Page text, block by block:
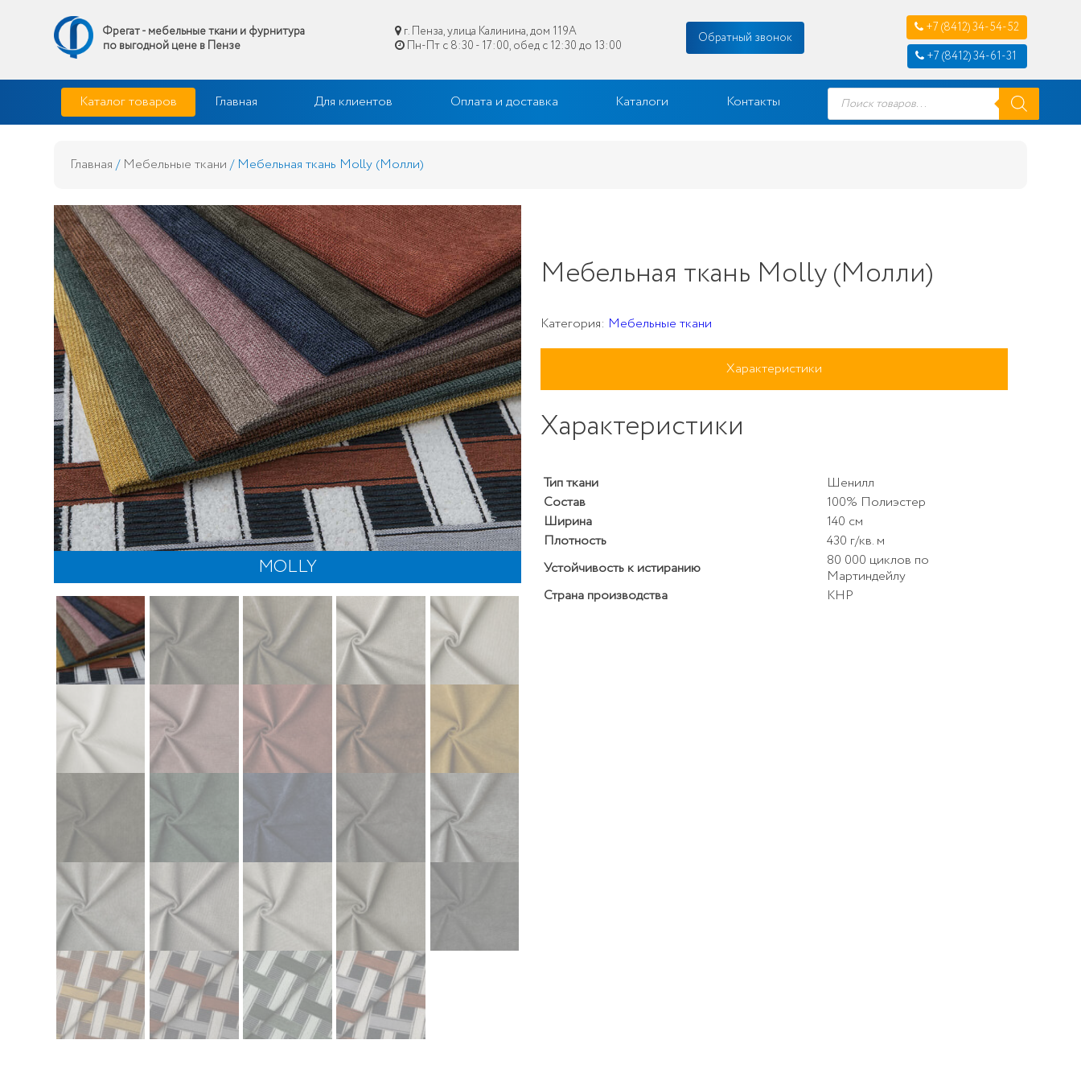
Фрегат - мебельные ткани и фурнитура
по выгодной цене в Пензе
г. Пенза, улица Калинина, дом 119А
Пн-Пт с 8:30 - 17:00, обед с 12:30 до 13:00
Обратный звонок
+7 (8412) 34-54-52
+7 (8412) 34-61-31
Фрегат — мебельные ткани и фурнитура купить по выгодной цене в Пензе
Каталог товаров Главная Для клиентов Оплата и доставка Каталоги Контакты Поиск
товаров
Главная / Мебельные ткани / Мебельная ткань Molly (Молли)
MOLLY
Мебельная ткань Molly (Молли)
Категория: Мебельные ткани
Характеристики
Характеристики
Тип ткани
Шенилл
Состав
100% Полиэстер
Ширина
140 см
Плотность
430 г/кв. м
Устойчивость к истиранию
80 000 циклов по
Мартиндейлу
Страна производства
КНР